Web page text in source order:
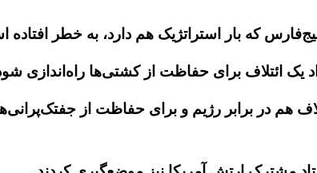
که بار استراتژیک هم دارد، به خطر افتاده
یک ائتلاف برای حفاظت از کشتی‌ها راه‌اندازی
هم در برابر رژیم و برای حفاظت از